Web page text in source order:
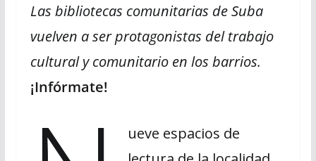
Las bibliotecas comunitarias de Suba
vuelven a ser protagonistas del trabajo
cultural y comunitario en los barrios.
¡Infórmate!
ueve espacios de